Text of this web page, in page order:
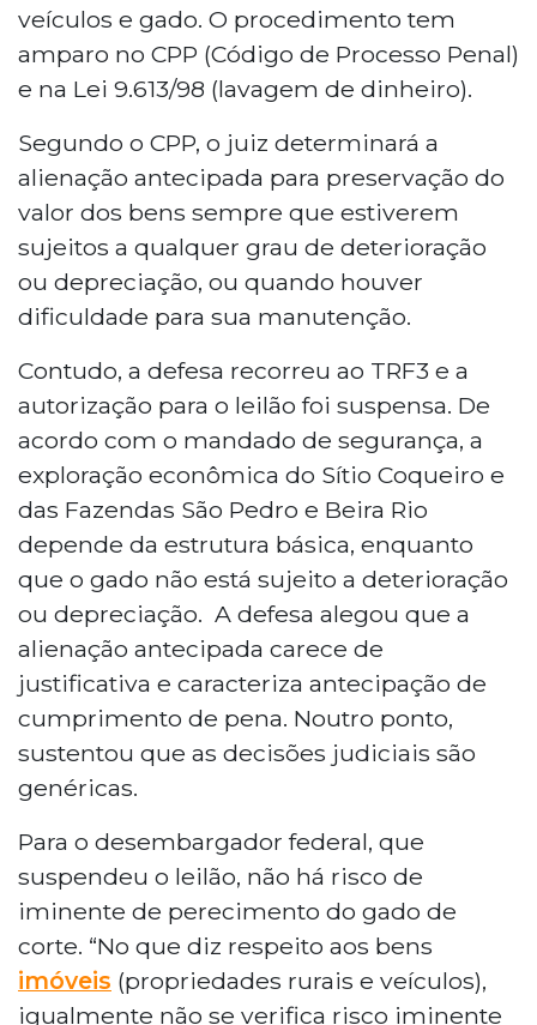
veículos e gado. O procedimento tem
amparo no CPP (Código de Processo Penal)
e na Lei 9.613/98 (lavagem de dinheiro).
Segundo o CPP, o juiz determinará a
alienação antecipada para preservação do
valor dos bens sempre que estiverem
sujeitos a qualquer grau de deterioração
ou depreciação, ou quando houver
dificuldade para sua manutenção.
Contudo, a defesa recorreu ao TRF3 e a
autorização para o leilão foi suspensa. De
acordo com o mandado de segurança, a
exploração econômica do Sítio Coqueiro e
das Fazendas São Pedro e Beira Rio
depende da estrutura básica, enquanto
que o gado não está sujeito a deterioração
ou depreciação. A defesa alegou que a
alienação antecipada carece de
justificativa e caracteriza antecipação de
cumprimento de pena. Noutro ponto,
sustentou que as decisões judiciais são
genéricas.
Para o desembargador federal, que
suspendeu o leilão, não há risco de
iminente de perecimento do gado de
corte. “No que diz respeito aos bens
imóveis (propriedades rurais e veículos),
igualmente não se verifica risco iminente